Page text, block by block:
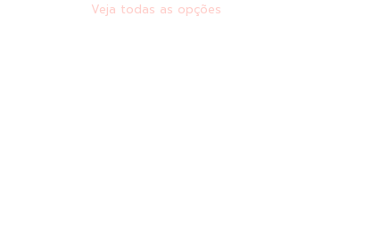
Veja todas as opções